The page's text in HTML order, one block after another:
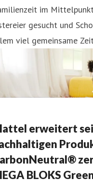
im
gesucht und
viel gemeinsame
erweitert
BLOKS